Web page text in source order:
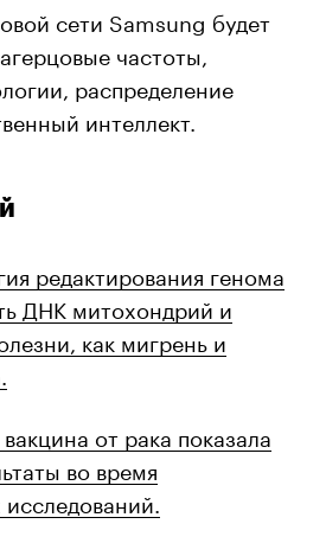
сети Samsung будет
частоты,
распределение
интеллект.
редактирования генома
ДНК митохондрий и
как мигрень и
от рака показала
во время